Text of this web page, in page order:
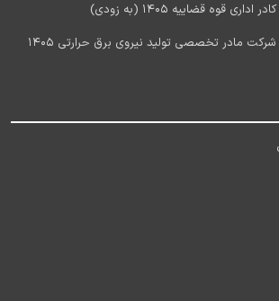
قوه قضاییه 1405 (به زودی)
آخرین اخبار استخدام شرکت مادر تخصصی تولید نیروی برق حرارتی 1405